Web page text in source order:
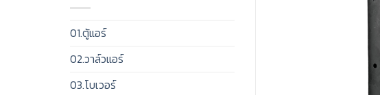
01.ตู้แอร์
02.วาล์วแอร์
03.โบเวอร์